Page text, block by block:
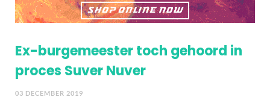
Ex-burgemeester toch gehoord in
proces Suver Nuver
03 DECEMBER 2019